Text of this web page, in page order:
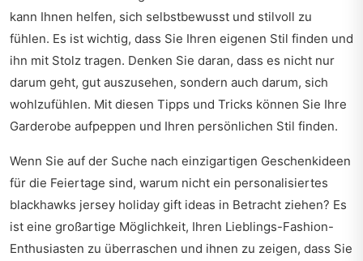
kann Ihnen helfen, sich selbstbewusst und stilvoll zu
fühlen. Es ist wichtig, dass Sie Ihren eigenen Stil finden und
ihn mit Stolz tragen. Denken Sie daran, dass es nicht nur
darum geht, gut auszusehen, sondern auch darum, sich
wohlzufühlen. Mit diesen Tipps und Tricks können Sie Ihre
Garderobe aufpeppen und Ihren persönlichen Stil finden.
Wenn Sie auf der Suche nach einzigartigen Geschenkideen
für die Feiertage sind, warum nicht ein personalisiertes
blackhawks jersey holiday gift ideas in Betracht ziehen? Es
ist eine großartige Möglichkeit, Ihren Lieblings-Fashion-
Enthusiasten zu überraschen und ihnen zu zeigen, dass Sie